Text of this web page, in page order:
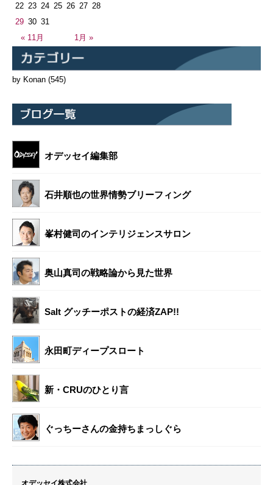
« 11月 1月 »
22 23 24 25 26 27 28
29 30 31
by Konan (545)
オデッセイ編集部
石井順也の世界情勢ブリーフィング
峯村健司のインテリジェンスサロン
奥山真司の戦略論から見た世界
Salt グッチーポストの経済ZAP!!
永田町ディープスロート
新・CRUのひとり言
ぐっちーさんの金持ちまっしぐら